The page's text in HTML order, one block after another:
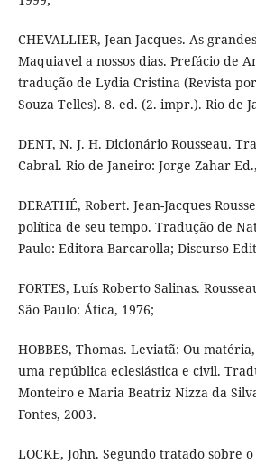
CHEVALLIER, Jean-Jacques. As
Maquiavel a nossos dias. Prefácio de
tradução de Lydia Cristina (Revista
Souza Telles). 8. ed. (2. impr.). Rio de
DENT, N. J. H. Dicionário Rousseau.
Cabral. Rio de Janeiro: Jorge Zahar
DERATHÉ, Robert. Jean-Jacques
política de seu tempo. Tradução de
Paulo: Editora Barcarolla; Discurso
FORTES, Luís Roberto Salinas.
São Paulo: Ática, 1976;
HOBBES, Thomas. Leviatã: Ou
uma república eclesiástica e civil.
Monteiro e Maria Beatriz Nizza da
Fontes, 2003.
LOCKE, John. Segundo tratado sobre